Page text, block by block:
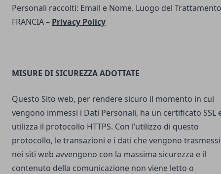
Personali raccolti: Email e Nome. Luogo del
FRANCIA – Privacy Policy
MISURE DI SICUREZZA ADOTTATE
Questo Sito web, per rendere sicuro il momento in cui
vengono immessi i Dati Personali, ha un certificato SSL
utilizza il protocollo HTTPS. Con l’utilizzo di questo
protocollo, le transazioni e i dati che vengono trasmessi
nei siti web avvengono con la massima sicurezza e il
contenuto della comunicazione non viene letto o